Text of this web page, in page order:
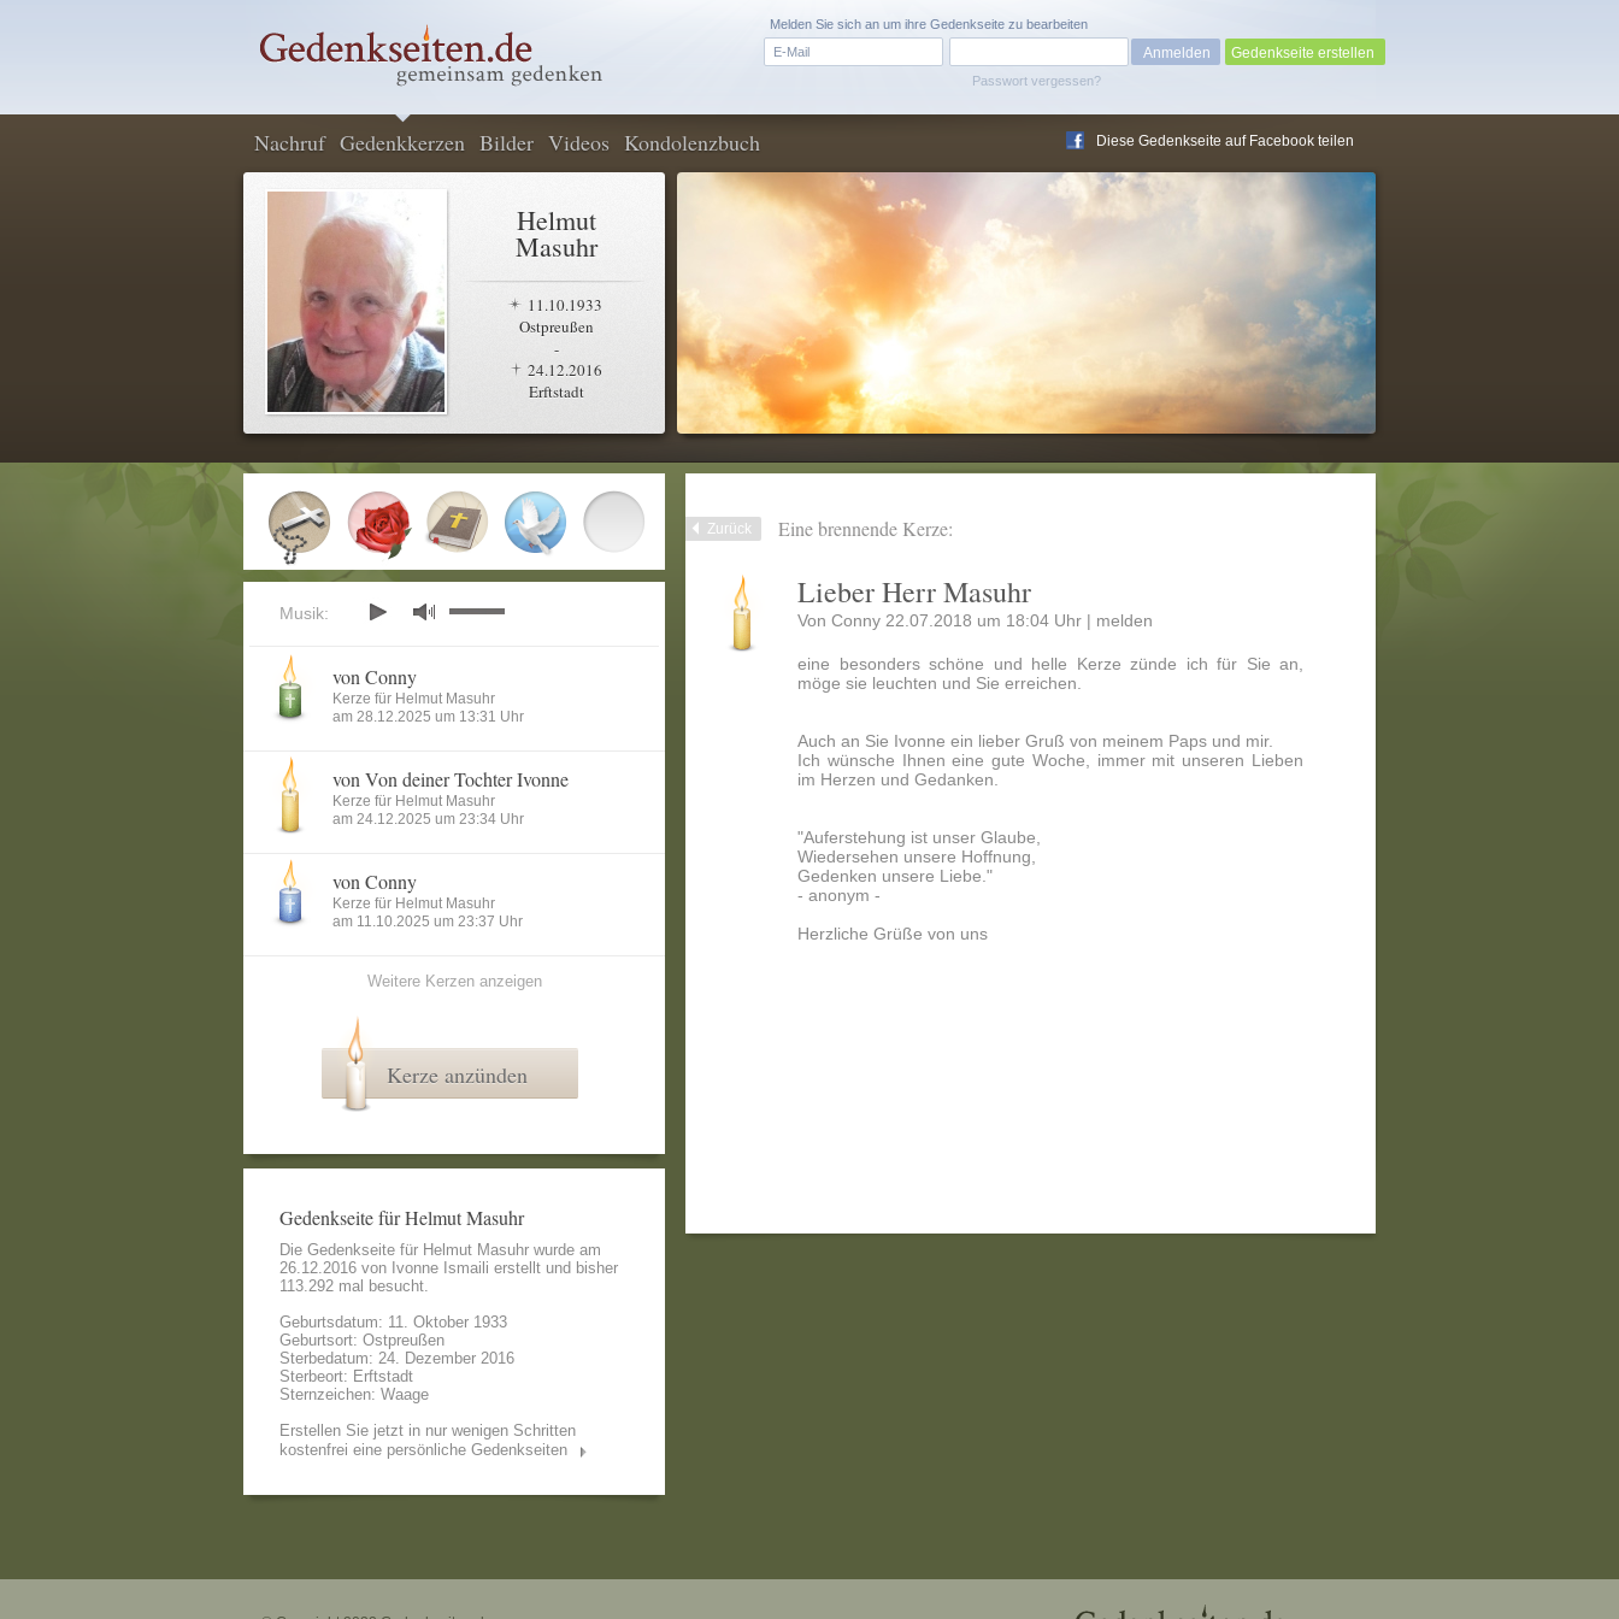
Passwort vergessen?
Melden Sie sich an um ihre Gedenkseite zu bearbeiten
Gedenkseite erstellen
Nachruf Gedenkkerzen Bilder Videos Kondolenzbuch Diese Gedenkseite auf Facebook teilen
Helmut
Masuhr
11.10.1933
Ostpreußen
-
24.12.2016
Erftstadt
Zurück Eine brennende Kerze:
Lieber Herr Masuhr
Von Conny 22.07.2018 um 18:04 Uhr | melden
eine besonders schöne und helle Kerze zünde ich für Sie an,
möge sie leuchten und Sie erreichen.
Auch an Sie Ivonne ein lieber Gruß von meinem Paps und mir.
Ich wünsche Ihnen eine gute Woche, immer mit unseren Lieben
im Herzen und Gedanken.
"Auferstehung ist unser Glaube,
Wiedersehen unsere Hoffnung,
Gedenken unsere Liebe."
- anonym -
Herzliche Grüße von uns
Geschenke
Musik:
von Conny
Kerze für Helmut Masuhr
am 28.12.2025 um 13:31 Uhr
von Von deiner Tochter Ivonne
Kerze für Helmut Masuhr
am 24.12.2025 um 23:34 Uhr
von Conny
Kerze für Helmut Masuhr
am 11.10.2025 um 23:37 Uhr
Weitere Kerzen anzeigen
Kerze anzünden
Gedenkseite für Helmut Masuhr
Die Gedenkseite für Helmut Masuhr wurde am
26.12.2016 von Ivonne Ismaili erstellt und bisher
113.292 mal besucht.
Geburtsdatum: 11. Oktober 1933
Geburtsort: Ostpreußen
Sterbedatum: 24. Dezember 2016
Sterbeort: Erftstadt
Sternzeichen: Waage
Erstellen Sie jetzt in nur wenigen Schritten
kostenfrei eine persönliche Gedenkseiten